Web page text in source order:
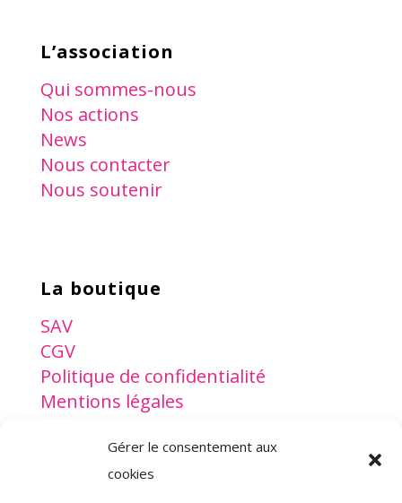
Gérer le consentement aux
cookies
L’association
Qui sommes-nous
Nos actions
News
Nous contacter
Nous soutenir
La boutique
SAV
CGV
Politique de confidentialité
Mentions légales
www.lesptitsdoudous.org